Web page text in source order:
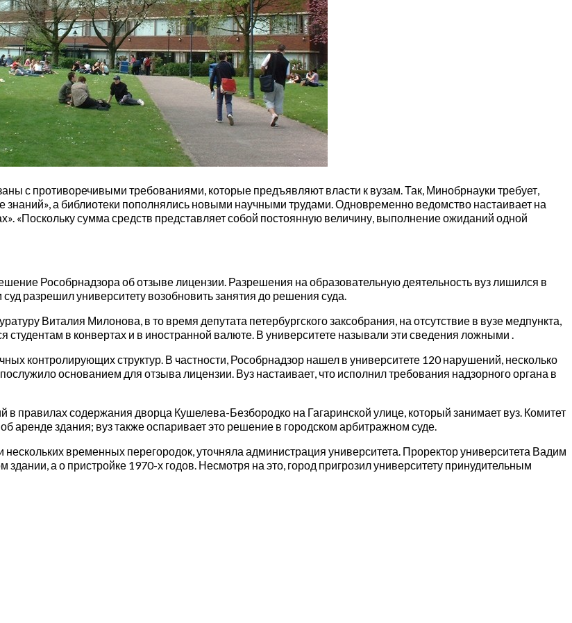
с противоречивыми требованиями, которые предъявляют власти к вузам. Так, Минобрнауки требует,
а библиотеки пополнялись новыми научными трудами. Одновременно ведомство настаивает на
«Поскольку сумма средств представляет собой постоянную величину, выполнение ожиданий одной
Рособрнадзора об отзыве лицензии. Разрешения на образовательную деятельность вуз лишился в
разрешил университету возобновить занятия до решения суда.
Виталия Милонова, в то время депутата петербургского заксобрания, на отсутствие в вузе медпункта,
в конвертах и в иностранной валюте. В университете называли эти сведения ложными .
контролирующих структур. В частности, Рособрнадзор нашел в университете 120 нарушений, несколько
основанием для отзыва лицензии. Вуз настаивает, что исполнил требования надзорного органа в
в правилах содержания дворца Кушелева-Безбородко на Гагаринской улице, который занимает вуз. Комитет
аренде здания; вуз также оспаривает это решение в городском арбитражном суде.
временных перегородок, уточняла администрация университета. Проректор университета Вадим
а о пристройке 1970-х годов. Несмотря на это, город пригрозил университету принудительным